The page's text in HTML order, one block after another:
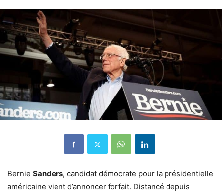
Bernie Sanders, candidat démocrate pour la présidentielle
américaine vient d’annoncer forfait. Distancé depuis